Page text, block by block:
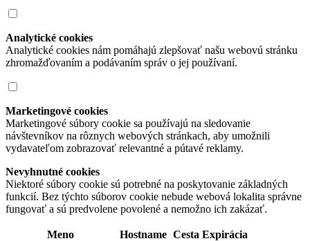
Analytické cookies
Analytické cookies nám pomáhajú zlepšovať našu webovú stránku
zhromažďovaním a podávaním správ o jej používaní.
Marketingové cookies
Marketingové súbory cookie sa používajú na sledovanie
návštevníkov na rôznych webových stránkach, aby umožnili
vydavateľom zobrazovať relevantné a pútavé reklamy.
Nevyhnutné cookies
Niektoré súbory cookie sú potrebné na poskytovanie základných
funkcií. Bez týchto súborov cookie nebude webová lokalita správne
fungovať a sú predvolene povolené a nemožno ich zakázať.
Meno Hostname Cesta Expirácia